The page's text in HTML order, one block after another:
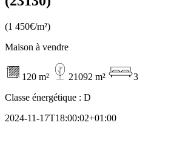
(1 450€/m²)
Maison à vendre
120 m² 21092 m²
3
Classe énergétique : D
2024-11-17T18:00:02+01:00